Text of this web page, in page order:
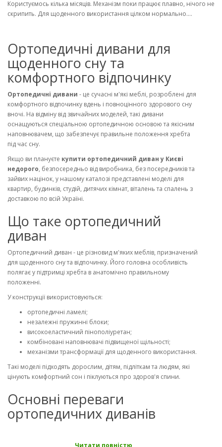
Користуємось кілька місяців. Механізм поки працює плавно, нічого не
скрипить. Для щоденного використання цілком нормально....
Ортопедичні дивани для
щоденного сну та
комфортного відпочинку
Ортопедичні дивани - це сучасні м'які меблі, розроблені для
комфортного відпочинку вдень і повноцінного здорового сну
вночі. На відміну від звичайних моделей, такі дивани
оснащуються спеціальною ортопедичною основою та якісним
наповнювачем, що забезпечує правильне положення хребта
під час сну.
Якщо ви плануєте купити ортопедичний диван у Києві
недорого, безпосередньо від виробника, без посередників та
зайвих націнок, у нашому каталозі представлені моделі для
квартир, будинків, студій, дитячих кімнат, віталень та спалень з
доставкою по всій Україні.
Що таке ортопедичний
диван
Ортопедичний диван - це різновид м'яких меблів, призначений
для щоденного сну та відпочинку. Його головна особливість
полягає у підтримці хребта в анатомічно правильному
положенні.
У конструкції використовуються:
ортопедичні ламелі;
незалежні пружинні блоки;
високоеластичний пінополіуретан;
комбіновані наповнювачі підвищеної щільності;
механізми трансформації для щоденного використання.
Такі моделі підходять дорослим, дітям, підліткам та людям, які
цінують комфортний сон і піклуються про здоров'я спини.
Основні переваги
ортопедичних диванів
Читати повністю